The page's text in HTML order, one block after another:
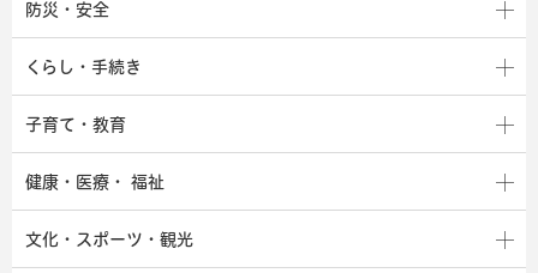
防災・安全
くらし・手続き
子育て・教育
健康・医療・ 福祉
文化・スポーツ・観光